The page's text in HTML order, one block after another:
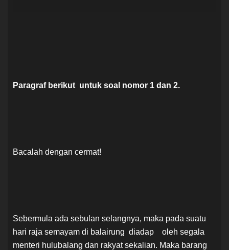
Paragraf berikut untuk soal nomor 1 dan 2.
Bacalah dengan cermat!
Sebermula ada sebulan selangnya, maka pada suatu
hari raja semayam di balairung diadap oleh segala
menteri hulubalang dan rakyat sekalian. Maka barang